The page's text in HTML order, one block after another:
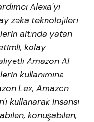
Alexa'yı
zeka teknolojileri
altında yatan
kolay
Amazon AI
kullanımına
Lex, Amazon
kullanarak insansı
konuşabilen,